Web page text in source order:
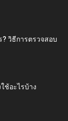
วิธีการตรวจสอบ
ช้อะไรบ้าง